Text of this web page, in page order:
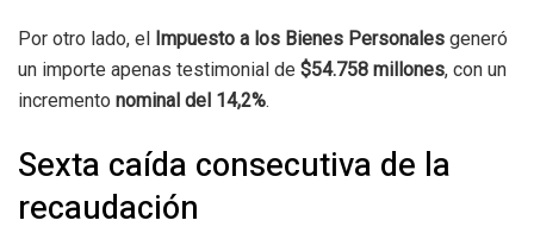
Por otro lado, el Impuesto a los Bienes Personales generó
un importe apenas testimonial de $54.758 millones, con un
incremento nominal del 14,2%.
Sexta caída consecutiva de la
recaudación